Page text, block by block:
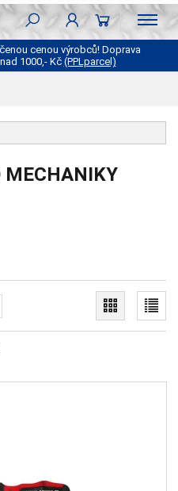
cenou výrobců! Doprava
1000,- Kč(PPLparcel)
MECHANIKY